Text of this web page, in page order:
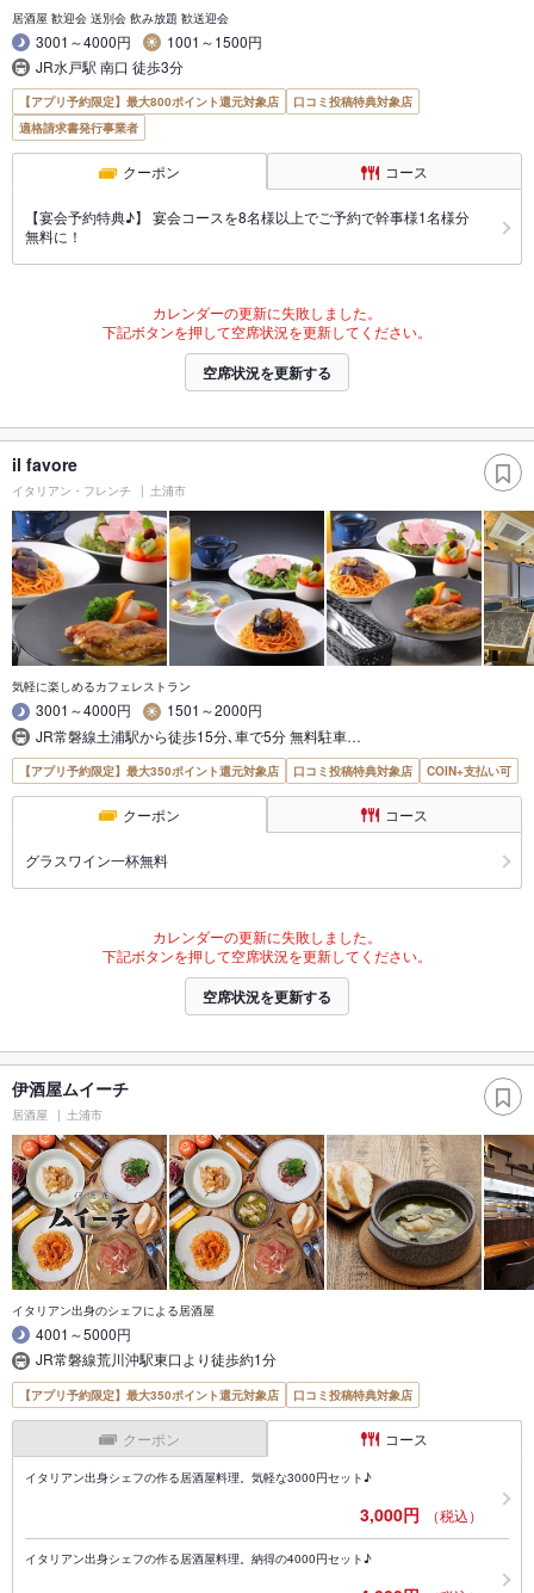
居酒屋 歓迎会 送別会 飲み放題 歓送迎会
3001～4000円
1001～1500円
JR水戸駅 南口 徒歩3分
【アプリ予約限定】最大800ポイント還元対象店
口コミ投稿特典対象店
適格請求書発行事業者
クーポン コース
【宴会予約特典♪】 宴会コースを8名様以上でご予約で幹事様1名様分
無料に！
カレンダーの更新に失敗しました。
下記ボタンを押して空席状況を更新してください。
空席状況を更新する
il favore
イタリアン・フレンチ 土浦市
気軽に楽しめるカフェレストラン
3001～4000円
1501～2000円
JR常磐線土浦駅から徒歩15分､車で5分 無料駐車…
【アプリ予約限定】最大350ポイント還元対象店 口コミ投稿特典対象店 COIN+支払い可
クーポン コース
グラスワイン一杯無料
カレンダーの更新に失敗しました。
下記ボタンを押して空席状況を更新してください。
空席状況を更新する
伊酒屋ムイーチ
居酒屋 土浦市
イタリアン出身のシェフによる居酒屋
4001～5000円
JR常磐線荒川沖駅東口より徒歩約1分
【アプリ予約限定】最大350ポイント還元対象店 口コミ投稿特典対象店
クーポン コース
イタリアン出身シェフの作る居酒屋料理。気軽な3000円セット♪
3,000円 （税込）
イタリアン出身シェフの作る居酒屋料理。納得の4000円セット♪